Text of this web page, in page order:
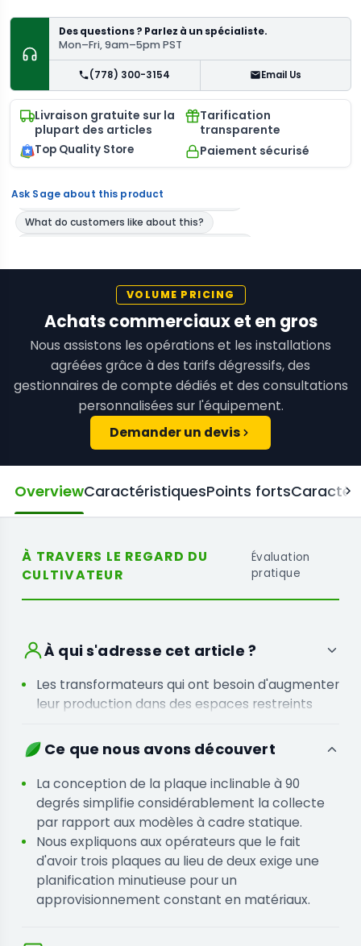
Des questions ? Parlez à un spécialiste.
Mon–Fri, 9am–5pm PST
(778) 300-3154 Email Us
Livraison gratuite sur la
plupart des articles
Tarification
transparente
Top Quality Store Paiement sécurisé
Ask Sage about this product
VOLUME PRICING
Achats commerciaux et en gros
Nous assistons les opérations et les installations
agréées grâce à des tarifs dégressifs, des
gestionnaires de compte dédiés et des consultations
personnalisées sur l'équipement.
Demander un devis
OverviewCaractéristiquesPoints forts
À TRAVERS LE REGARD DU
CULTIVATEUR
Évaluation
pratique
À qui s'adresse cet article ?
Les transformateurs qui ont besoin d'augmenter
leur production dans des espaces restreints
Les opérateurs qui perdent du temps à
déplacer les produits entre plusieurs machines
et qui ont besoin d'un flux de travail unifié
Ce que nous avons découvert
La conception de la plaque inclinable à 90
degrés simplifie considérablement la collecte
par rapport aux modèles à cadre statique.
Nous expliquons aux opérateurs que le fait
d'avoir trois plaques au lieu de deux exige une
planification minutieuse pour un
approvisionnement constant en matériaux.